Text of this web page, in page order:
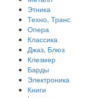
Этника
Техно, Транс
Опера
Классика
Джаз, Блюз
Клезмер
Барды
Электроника
Книги